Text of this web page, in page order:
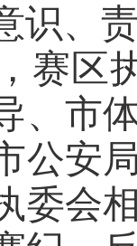
识、
赛区
、市
公安
委会